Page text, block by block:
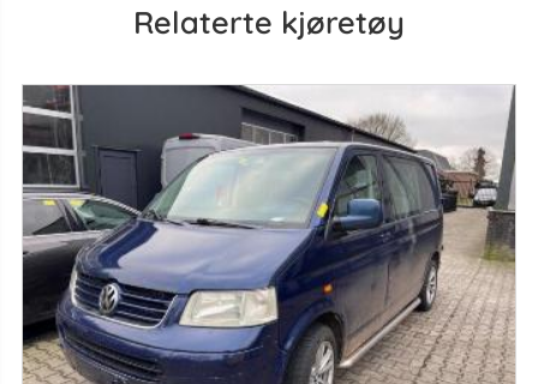
Relaterte kjøretøy